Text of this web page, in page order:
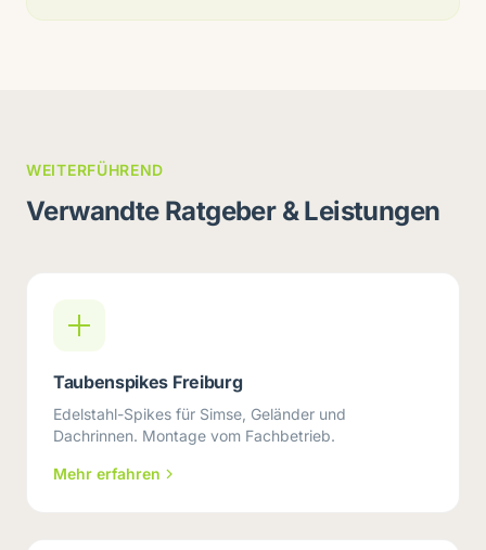
WEITERFÜHREND
Verwandte Ratgeber & Leistungen
Taubenspikes Freiburg
Edelstahl-Spikes für Simse, Geländer und
Dachrinnen. Montage vom Fachbetrieb.
Mehr erfahren